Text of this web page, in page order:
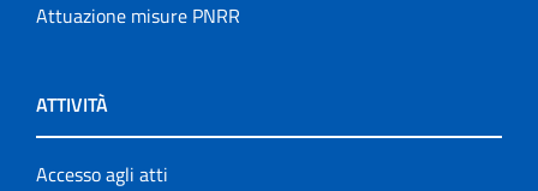
Attuazione misure PNRR
ATTIVITÀ
Accesso agli atti